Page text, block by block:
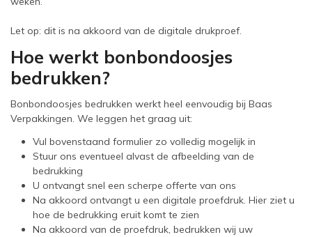
Let op: dit is na akkoord van de digitale drukproef.
Hoe werkt bonbondoosjes
bedrukken?
Bonbondoosjes bedrukken werkt heel eenvoudig bij Baas
Verpakkingen. We leggen het graag uit:
Vul bovenstaand formulier zo volledig mogelijk in
Stuur ons eventueel alvast de afbeelding van de
bedrukking
U ontvangt snel een scherpe offerte van ons
Na akkoord ontvangt u een digitale proefdruk. Hier ziet u
hoe de bedrukking eruit komt te zien
Na akkoord van de proefdruk, bedrukken wij uw